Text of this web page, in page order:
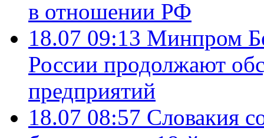
в отношении РФ
18.07 09:13 Минпром
России продолжают
предприятий
18.07 08:57 Словакия